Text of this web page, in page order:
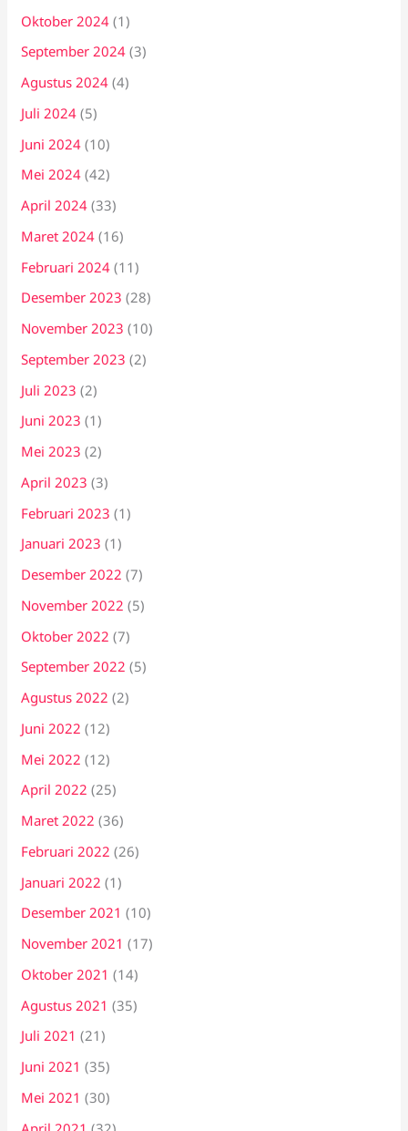
Oktober 2024 (1)
September 2024 (3)
Agustus 2024 (4)
Juli 2024 (5)
Juni 2024 (10)
Mei 2024 (42)
April 2024 (33)
Maret 2024 (16)
Februari 2024 (11)
Desember 2023 (28)
November 2023 (10)
September 2023 (2)
Juli 2023 (2)
Juni 2023 (1)
Mei 2023 (2)
April 2023 (3)
Februari 2023 (1)
Januari 2023 (1)
Desember 2022 (7)
November 2022 (5)
Oktober 2022 (7)
September 2022 (5)
Agustus 2022 (2)
Juni 2022 (12)
Mei 2022 (12)
April 2022 (25)
Maret 2022 (36)
Februari 2022 (26)
Januari 2022 (1)
Desember 2021 (10)
November 2021 (17)
Oktober 2021 (14)
Agustus 2021 (35)
Juli 2021 (21)
Juni 2021 (35)
Mei 2021 (30)